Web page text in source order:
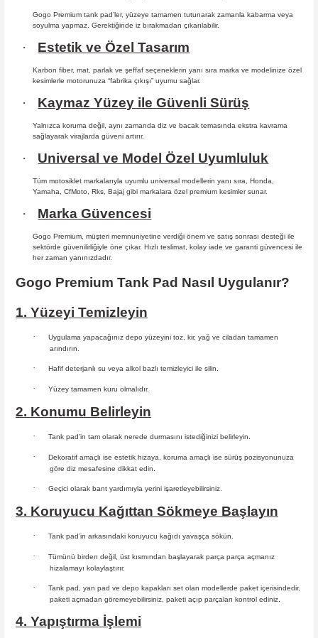
Gogo Premium tank pad’ler, yüzeye tamamen tutunarak zamanla kabarma veya
soyulma yapmaz. Gerektiğinde iz bırakmadan çıkarılabilir.
· Estetik ve Özel Tasarım
Karbon fiber, mat, parlak ve şeffaf seçeneklerin yanı sıra marka ve modelinize özel
kesimlerle motorunuza “fabrika çıkışı” uyumu sağlar.
· Kaymaz Yüzey ile Güvenli Sürüş
Yalnızca koruma değil, aynı zamanda diz ve bacak temasında ekstra kavrama
sağlayarak virajlarda güveni artırır.
· Universal ve Model Özel Uyumluluk
Tüm motosiklet markalarıyla uyumlu universal modellerin yanı sıra, Honda,
Yamaha, CfMoto, Rks, Bajaj gibi markalara özel premium kesimler sunar.
· Marka Güvencesi
Gogo Premium, müşteri memnuniyetine verdiği önem ve satış sonrası desteği ile
sektörde güvenilirliğiyle öne çıkar. Hızlı teslimat, kolay iade ve garanti güvencesi ile
her zaman yanınızdadır.
Gogo Premium Tank Pad Nasıl Uygulanır?
1. Yüzeyi Temizleyin
·
Uygulama yapacağınız depo yüzeyini toz, kir, yağ ve ciladan tamamen
arındırın.
· Hafif deterjanlı su veya alkol bazlı temizleyici ile silin.
· Yüzey tamamen kuru olmalıdır.
2. Konumu Belirleyin
· Tank pad’in tam olarak nerede durmasını istediğinizi belirleyin.
· Dekoratif amaçlı ise estetik hizaya, koruma amaçlı ise sürüş pozisyonunuza
göre diz mesafesine dikkat edin.
· Geçici olarak bant yardımıyla yerini işaretleyebilirsiniz.
3. Koruyucu Kağıttan Sökmeye Başlayın
· Tank pad’in arkasındaki koruyucu kağıdı yavaşça sökün.
·
Tümünü birden değil, üst kısmından başlayarak parça parça açmanız
hizalamayı kolaylaştırır.
·
Tank pad, yan pad ve depo kapakları set olan modellerde paket içerisindedir,
paketi açmadan göremeyebilirsiniz, paketi açıp parçaları kontrol ediniz.
4. Yapıştırma İşlemi